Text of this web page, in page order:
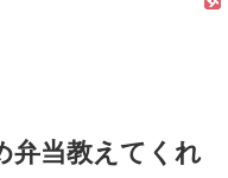
弁当教えてくれ